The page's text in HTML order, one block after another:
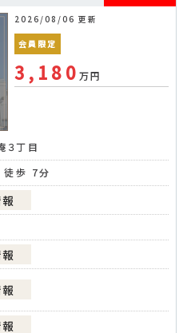
2026/08/06 更新
会員限定
3,180万円
３丁目
徒歩 7分